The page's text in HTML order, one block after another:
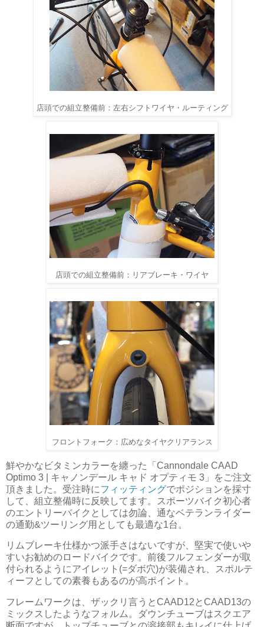
店頭での組立整備前：左右シフトワイヤ・ルーティング
店頭での組立整備前：リアブレーキ・ワイヤ
フロントフォーク：広めなタイヤクリアランス
鮮やかなビタミンカラーを纏った「Cannondale CAAD
Optimo 3 | キャノンデール キャド オプティモ 3」をご注文
頂きました。受注時にフィッティングでポジションを採寸
して、組立整備時に反映してます。スポーツバイク初心者
のエントリーバイクとしては勿論、通なベテランライダー
の通勤&ツーリング用としても最適な1台。
リムブレーキ仕様かつ派手さはないですが、堅実で使いや
すいお勧めのロードバイクです。前後フルフェンダーが取
付られるようにアイレット(=ダボ穴)が装備され、スポルテ
ィーフとしての素養もあるのが高ポイント。
フレームワークは、ザックリ言うとCAAD12とCAAD13の
ミックスしたようなフォルム。ダウンチューブはスクエア